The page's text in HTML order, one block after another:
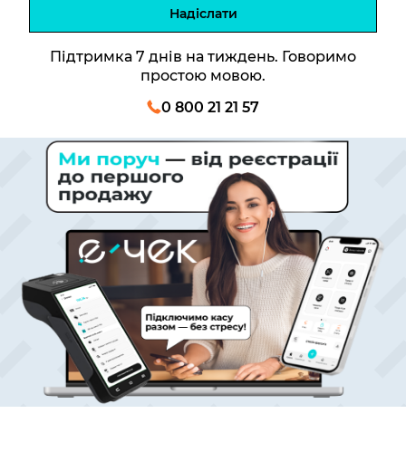
Надіслати
Підтримка 7 днів на тиждень. Говоримо
простою мовою.
0 800 21 21 57